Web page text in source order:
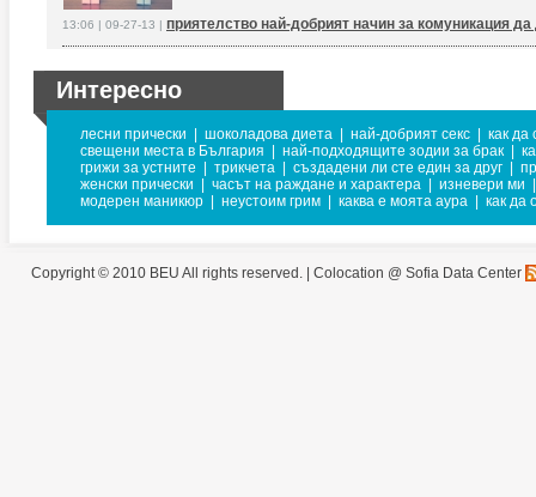
13:06 | 09-27-13 | приятелство най-добрият начин за комуникация
Интересно
лесни прически шоколадова диета най-добрият секс
как да
свещени места в България
най-подходящите зодии за брак
грижи за устните
трикчета създадени ли сте един за друг
женски прически
часът на раждане и характера изневери ми
модерен маникюр
неустоим грим каква е моята аура как да
Copyright © 2010 BEU All rights reserved. | Colocation @ Sofia Data Center